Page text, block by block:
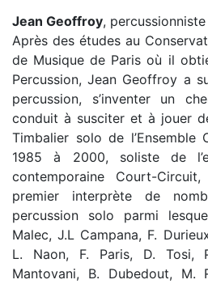
Jean Geoffroy,
Après des études au
de Musique de Paris où il
Percussion, Jean Geoffroy a
percussion, s’inventer un
conduit à susciter et à jouer
Timbalier solo de l’Ensemble
1985 à 2000, soliste de
contemporaine Court-
premier interprète de
percussion solo parmi
Malec, J.L Campana, F.
L. Naon, F. Paris, D. Tosi,
Mantovani, B. Dubedout, M.